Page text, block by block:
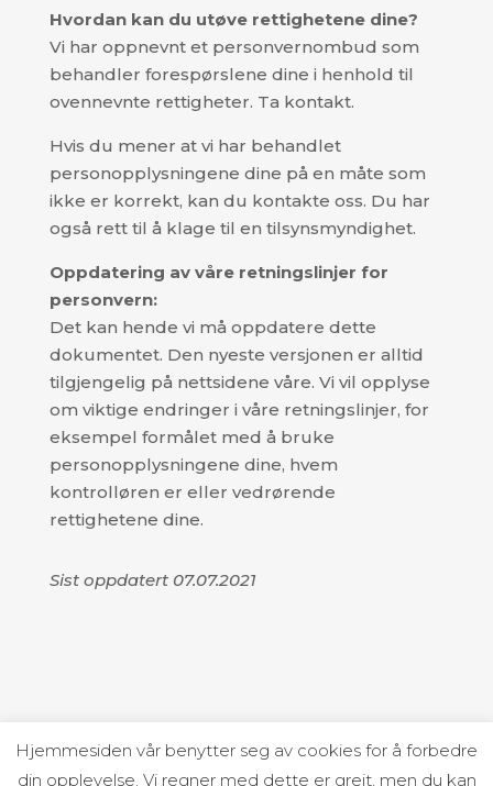
Hvordan kan du utøve rettighetene dine?
Vi har oppnevnt et personvernombud som
behandler forespørslene dine i henhold til
ovennevnte rettigheter. Ta kontakt.
Hvis du mener at vi har behandlet
personopplysningene dine på en måte som
ikke er korrekt, kan du kontakte oss. Du har
også rett til å klage til en tilsynsmyndighet.
Oppdatering av våre retningslinjer for
personvern:
Det kan hende vi må oppdatere dette
dokumentet. Den nyeste versjonen er alltid
tilgjengelig på nettsidene våre. Vi vil opplyse
om viktige endringer i våre retningslinjer, for
eksempel formålet med å bruke
personopplysningene dine, hvem
kontrolløren er eller vedrørende
rettighetene dine.
Sist oppdatert 07.07.2021
Hjemmesiden vår benytter seg av cookies for å forbedre
din opplevelse. Vi regner med dette er greit, men du kan